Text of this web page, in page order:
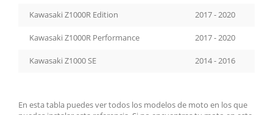
Kawasaki Z1000R Edition 2017 - 2020
Kawasaki Z1000R Performance 2017 - 2020
Kawasaki Z1000 SE 2014 - 2016
En esta tabla puedes ver todos los modelos de moto en los que